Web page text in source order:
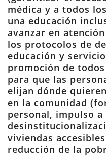
médica y a todos
una educación
avanzar en
los protocolos de
educación y
promoción de
para que las
elijan dónde
en la comunidad
personal, impulso a
viviendas
reducción de la